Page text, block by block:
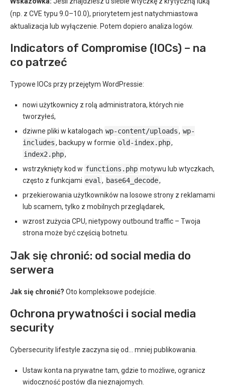
(np. z CVE typu 9.0–10.0), priorytetem jest natychmiastowa
aktualizacja lub wyłączenie. Potem dopiero analiza logów.
Indicators of Compromise (IOCs) – na
co patrzeć
Typowe IOCs przy przejętym WordPressie:
nowi użytkownicy z rolą administratora, których nie
tworzyłeś,
dziwne pliki w katalogach wp-content/uploads, wp-
includes, backupy w formie old-index.php,
index2.php,
wstrzyknięty kod w functions.php motywu lub wtyczkach,
często z funkcjami eval , base64_decode,
przekierowania użytkowników na losowe strony z reklamami
lub scamem, tylko z mobilnych przeglądarek,
wzrost zużycia CPU, nietypowy outbound traffic – Twoja
strona może być częścią botnetu.
Jak się chronić: od social media do
serwera
Jak się chronić? Oto kompleksowe podejście.
Ochrona prywatności i social media
security
Cybersecurity lifestyle zaczyna się od… mniej publikowania.
Ustaw konta na prywatne tam, gdzie to możliwe, ogranicz
widoczność postów dla nieznajomych.